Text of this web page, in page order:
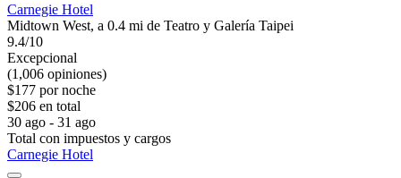
Carnegie Hotel
Midtown West, a 0.4 mi de Teatro y Galería Taipei
9.4/10
Excepcional
(1,006 opiniones)
$177 por noche
$206 en total
30 ago - 31 ago
Total con impuestos y cargos
Carnegie Hotel